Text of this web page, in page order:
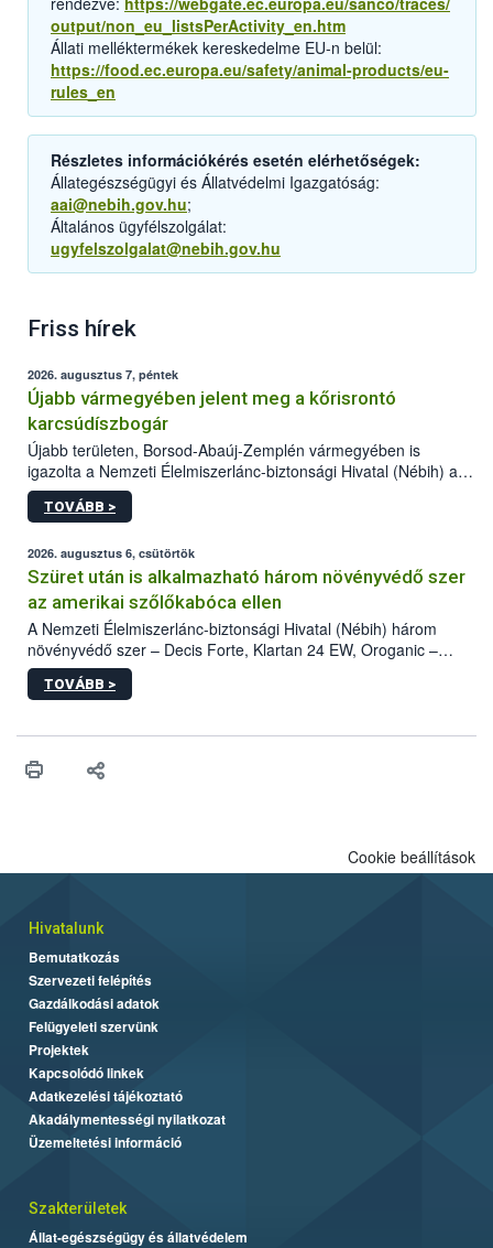
output/non_eu_listsPerActivity_en.htm
Állati melléktermékek kereskedelme EU-n belül:
https://food.ec.europa.eu/safety/animal-products/eu-
rules_en
Részletes információkérés esetén elérhetőségek:
Állategészségügyi és Állatvédelmi Igazgatóság:
aai@nebih.gov.hu;
Általános ügyfélszolgálat:
ugyfelszolgalat@nebih.gov.hu
Friss hírek
2026. augusztus 7, péntek
Újabb vármegyében jelent meg a kőrisrontó
karcsúdíszbogár
Újabb területen, Borsod-Abaúj-Zemplén vármegyében is
igazolta a Nemzeti Élelmiszerlánc-biztonsági Hivatal (Nébih) a
kőrisrontó karcsúdíszbogár (Agrilus planipennis) jelenlétét. A
kártevőt nem csak színcsapdában találták meg, de már fertőzött
az intenzív felderítést, emellett az intézkedéseket a szlovák
hatósággal is összehangolják a terjedés megállítása érdekében.
TOVÁBB >
2026. augusztus 6, csütörtök
Szüret után is alkalmazható három növényvédő szer
az amerikai szőlőkabóca ellen
A Nemzeti Élelmiszerlánc-biztonsági Hivatal (Nébih) három
növényvédő szer – Decis Forte, Klartan 24 EW, Oroganic –
engedélyokiratát módosította, így azok a szüretet követően,
egészen a vesszőérettség (BBCH 91) stádiumáig
érésű szőlőkben is legyen lehetőség a károsító elleni további
felhasználók számára is elérhető és ökológiai termesztésben is
TOVÁBB >
Cookie beállítások
Hivatalunk
Bemutatkozás
Szervezeti felépítés
Gazdálkodási adatok
Felügyeleti szervünk
Projektek
Kapcsolódó linkek
Adatkezelési tájékoztató
Akadálymentességi nyilatkozat
Üzemeltetési információ
Szakterületek
Állat-egészségügy és állatvédelem